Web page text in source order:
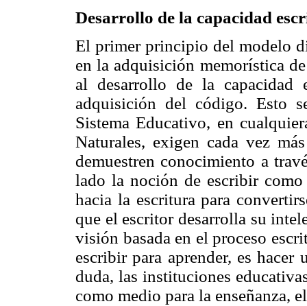
Desarrollo de la capacidad
El primer principio del modelo
en la adquisición memorística
al desarrollo de la capacidad
adquisición del código. Esto
Sistema Educativo, en
Naturales, exigen cada vez
demuestren conocimiento a
lado la noción de escribir
hacia la escritura para
que el escritor desarrolla su
visión basada en el proceso
escribir para aprender, es
duda, las instituciones
como medio para la enseñanza,